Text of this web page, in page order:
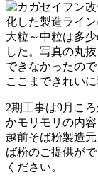
大粒～中粒は多
した。写真の丸
できなかったの
ここまできれい
2期工事は9月こ
かモリモリの内容
越前そば粉製造
ば粉のご提供が
ください。